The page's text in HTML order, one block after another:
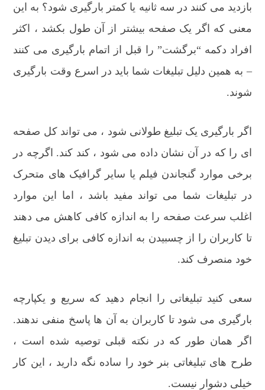
بازدید می کنند در سه ثانیه یا کمتر بارگیری شود؟ به این
معنی که اگر یک صفحه بیشتر از آن طول بکشد ، اکثر
افراد دکمه “برگشت” را قبل از اتمام بارگیری می کنند
– به همین دلیل تبلیغات شما باید در اسرع وقت بارگیری
شوند.
اگر بارگیری یک تبلیغ طولانی شود ، می تواند کل صفحه
ای را که در آن نشان داده می شود ، کند کند. اگرچه در
برخی موارد گنجاندن فیلم یا سایر گرافیک های متحرک
در تبلیغات شما می تواند مفید باشد ، اما این موارد
اغلب سرعت صفحه را به اندازه کافی کاهش می دهند
تا کاربران را از چسبیدن به اندازه کافی برای دیدن تبلیغ
خود منصرف کند.
سعی کنید تبلیغاتی را انجام دهید که سریع و یکپارچه
بارگیری می شود تا کاربران به آن ها پاسخ منفی ندهند.
اگر همان طور که در نکته قبلی توصیه شده است ،
طرح های تبلیغاتی بنر خود را ساده نگه دارید ، این کار
خیلی دشوار نیست.